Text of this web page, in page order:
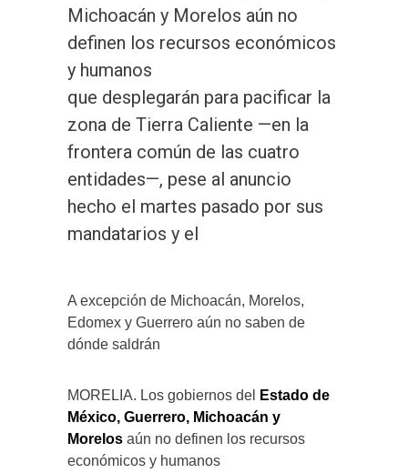
Michoacán y Morelos aún no
definen los recursos económicos
y humanos
que desplegarán para pacificar la
zona de Tierra Caliente —en la
frontera común de las cuatro
entidades—, pese al anuncio
hecho el martes pasado por sus
mandatarios y el
A excepción de Michoacán, Morelos,
Edomex y Guerrero aún no saben de
dónde saldrán
MORELIA. Los gobiernos del
Estado de
México, Guerrero, Michoacán y
Morelos aún no definen los recursos
económicos y humanos